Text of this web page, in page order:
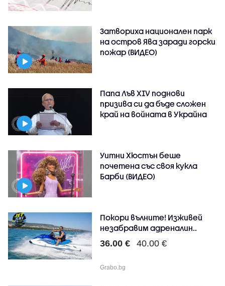
Затвориха национален парк
на остров Ява заради горски
пожар (ВИДЕО)
Папа Лъв XIV поднови
призива си да бъде сложен
край на войната в Украйна
Уитни Хюстън беше
почетена със своя кукла
Барби (ВИДЕО)
Покори вълните! Изживей
незабравим адреналин..
36.00 € 40.00 €
Grabo.bg